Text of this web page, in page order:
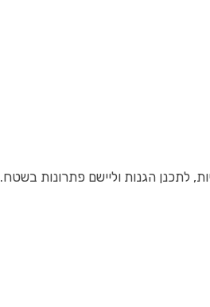
לתכנן הגנות וליישם פתרונות בשטח.